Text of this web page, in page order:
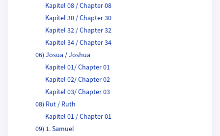
Kapitel 08 / Chapter 08
Kapitel 30 / Chapter 30
Kapitel 32 / Chapter 32
Kapitel 34 / Chapter 34
06) Josua / Joshua
Kapitel 01/ Chapter 01
Kapitel 02/ Chapter 02
Kapitel 03/ Chapter 03
08) Rut / Ruth
Kapitel 01 / Chapter 01
09) 1. Samuel